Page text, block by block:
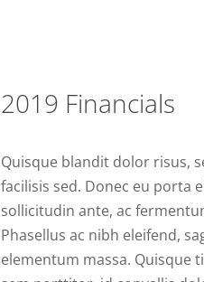
2019 Financials
Quisque blandit dolor risus,
facilisis sed. Donec eu porta
sollicitudin ante, ac
Phasellus ac nibh eleifend,
elementum massa. Quisque